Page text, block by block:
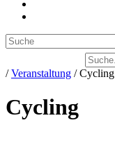
/Veranstaltung /Cycling
Cycling